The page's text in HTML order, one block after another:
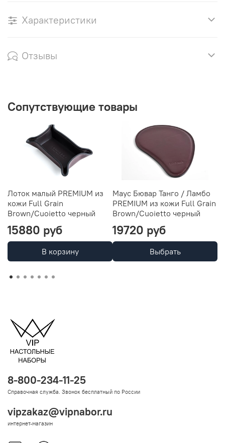
Характеристики
Отзывы
Сопутствующие товары
Лоток малый PREMIUM из
кожи Full Grain
Brown/Cuoietto черный
15880 руб
В корзину
Маус Бювар Танго / Ламбо
PREMIUM из кожи Full Grain
Brown/Cuoietto черный
19720 руб
Выбрать
8-800-234-11-25
Справочная служба. Звонок бесплатный по России
vipzakaz@vipnabor.ru
интернет-магазин